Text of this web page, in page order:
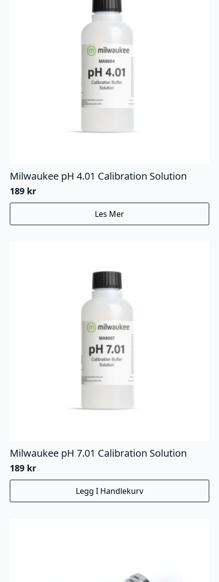
Milwaukee pH 4.01 Calibration Solution
189 kr
Les Mer
Milwaukee pH 7.01 Calibration Solution
189 kr
Legg I Handlekurv